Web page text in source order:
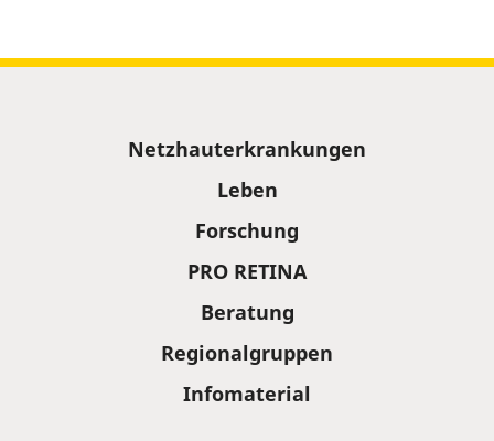
Netzhauterkrankungen
Leben
Forschung
PRO RETINA
Beratung
Regionalgruppen
Infomaterial